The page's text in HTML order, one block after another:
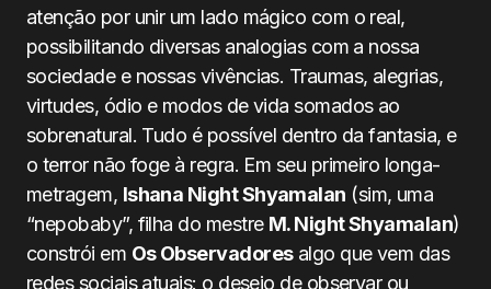
atenção por unir um lado mágico com o real,
possibilitando diversas analogias com a nossa
sociedade e nossas vivências. Traumas, alegrias,
virtudes, ódio e modos de vida somados ao
sobrenatural. Tudo é possível dentro da fantasia, e
o terror não foge à regra. Em seu primeiro longa-
metragem, Ishana Night Shyamalan (sim, uma
“nepobaby”, filha do mestre M. Night Shyamalan)
constrói em Os Observadoresalgo que vem das
redes sociais atuais: o desejo de observar ou